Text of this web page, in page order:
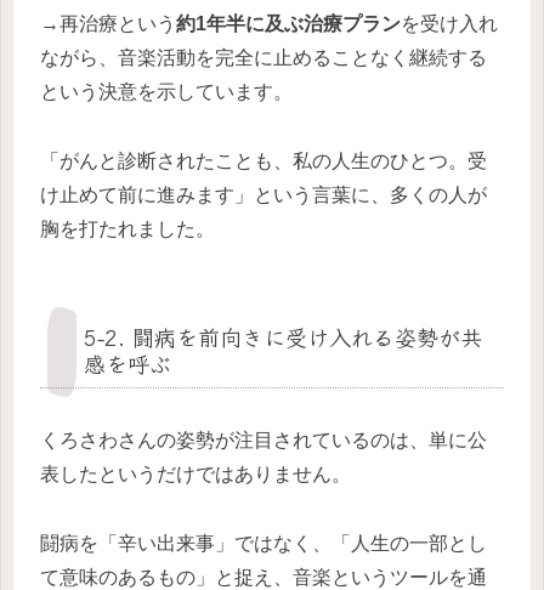
→再治療という 約1年半に及ぶ治療プランを受け入れ
ながら、音楽活動を完全に止めることなく継続する
という決意を示しています。
「がんと診断されたことも、私の人生のひとつ。受
け止めて前に進みます」という言葉に、多くの人が
胸を打たれました。
5-2. 闘病を前向きに受け入れる姿勢が共
感を呼ぶ
くろさわさんの姿勢が注目されているのは、単に公
表したというだけではありません。
闘病を「辛い出来事」ではなく、「人生の一部とし
て意味のあるもの」と捉え、音楽というツールを通